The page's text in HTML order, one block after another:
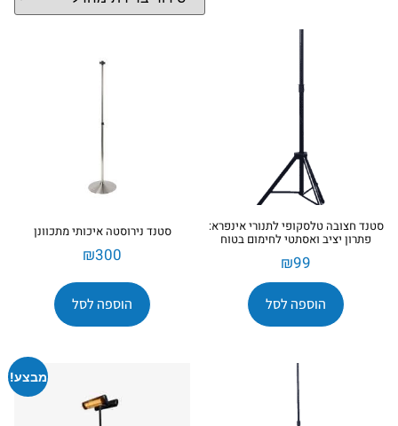
סטנד חצובה טלסקופי לתנורי אינפרא:
פתרון יציב ואסתטי לחימום בטוח
₪99
הוספה לסל
סטנד נירוסטה איכותי מתכוונן
₪300
הוספה לסל
מבצע!